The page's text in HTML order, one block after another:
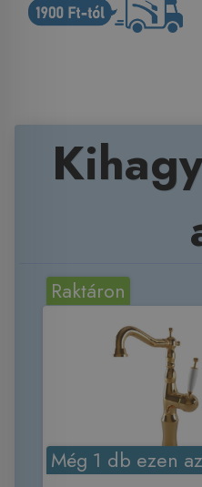
Raktáron
Még 1 db ezen